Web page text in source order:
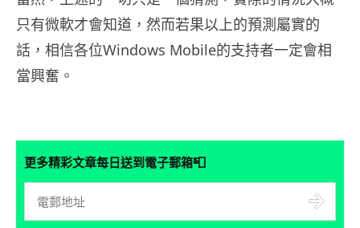
只有微軟才會知道，然而若果以上的預測屬實的
話，相信各位Windows Mobile的支持者一定會相
當興奮。
更多精彩文章每日送到電子郵箱📮